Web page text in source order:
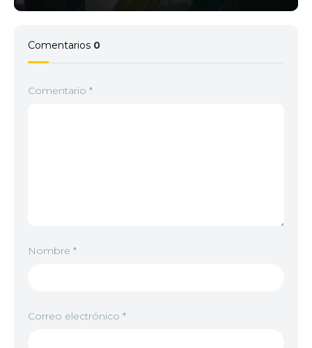
Comentarios 0
Comentario *
Nombre *
Correo electrónico *